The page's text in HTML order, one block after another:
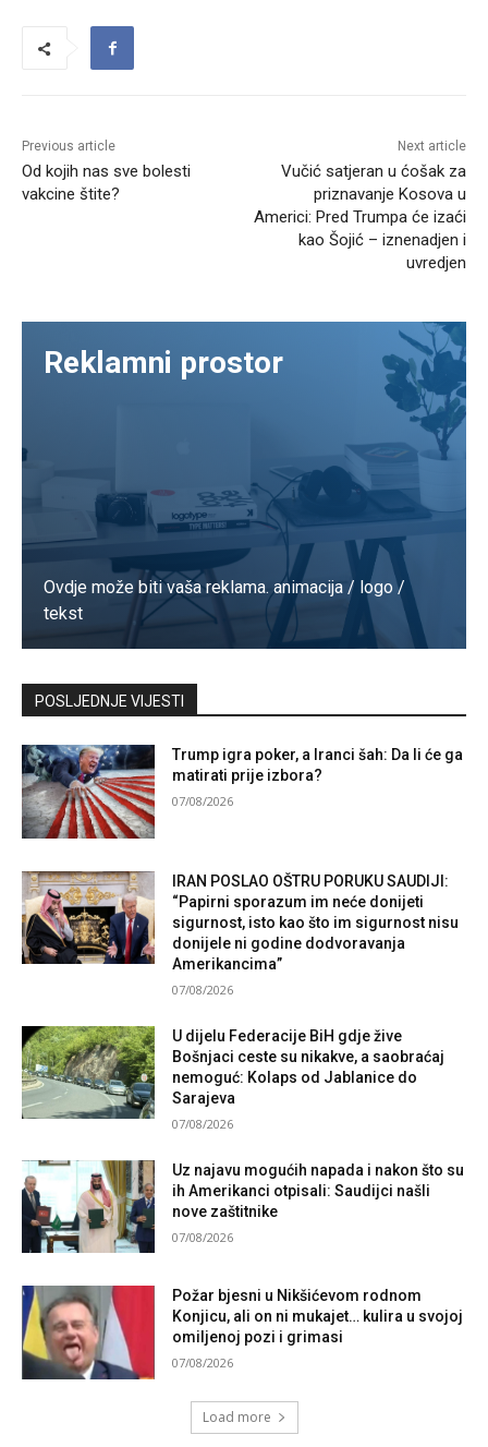
Previous article
Od kojih nas sve bolesti
vakcine štite?
Next article
Vučić satjeran u ćošak za
priznavanje Kosova u
Americi: Pred Trumpa će izaći
kao Šojić – iznenadjen i
uvredjen
Reklamni prostor
Ovdje može biti vaša reklama. animacija / logo /
tekst
Kontaktirajte nas
POSLJEDNJE VIJESTI
Trump igra poker, a Iranci šah: Da li će ga
matirati prije izbora?
07/08/2026
IRAN POSLAO OŠTRU PORUKU SAUDIJI:
“Papirni sporazum im neće donijeti
sigurnost, isto kao što im sigurnost nisu
donijele ni godine dodvoravanja
Amerikancima”
07/08/2026
U dijelu Federacije BiH gdje žive
Bošnjaci ceste su nikakve, a saobraćaj
nemoguć: Kolaps od Jablanice do
Sarajeva
07/08/2026
Uz najavu mogućih napada i nakon što su
ih Amerikanci otpisali: Saudijci našli
nove zaštitnike
07/08/2026
Požar bjesni u Nikšićevom rodnom
Konjicu, ali on ni mukajet… kulira u svojoj
omiljenoj pozi i grimasi
07/08/2026
Load more